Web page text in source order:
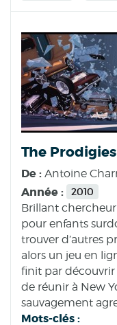
The Prodigies
De : Antoine
Année : 2010
Brillant
pour enfants
trouver d’autres
alors un jeu en
finit par découvrir
de réunir à New
sauvagement
Mots-clés :